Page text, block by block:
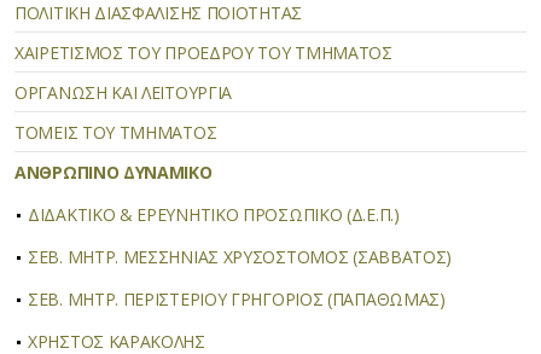
ΠΟΛΙΤΙΚΗ ΔΙΑΣΦΑΛΙΣΗΣ ΠΟΙΟΤΗΤΑΣ
ΧΑΙΡΕΤΙΣΜΟΣ ΤΟΥ ΠΡΟΕΔΡΟΥ ΤΟΥ ΤΜΗΜΑΤΟΣ
ΟΡΓΑΝΩΣΗ ΚΑΙ ΛΕΙΤΟΥΡΓΙΑ
ΤΟΜΕΙΣ ΤΟΥ ΤΜΗΜΑΤΟΣ
ΑΝΘΡΩΠΙΝΟ ΔΥΝΑΜΙΚΟ
ΔΙΔΑΚΤΙΚΟ & ΕΡΕΥΝΗΤΙΚΟ ΠΡΟΣΩΠΙΚΟ (Δ.Ε.Π.)
ΣΕΒ. ΜΗΤΡ. ΜΕΣΣΗΝΙΑΣ ΧΡΥΣΟΣΤΟΜΟΣ (ΣΑΒΒΑΤΟΣ)
ΣΕΒ. ΜΗΤΡ. ΠΕΡΙΣΤΕΡΙΟΥ ΓΡΗΓΟΡΙΟΣ (ΠΑΠΑΘΩΜΑΣ)
ΧΡΗΣΤΟΣ ΚΑΡΑΚΟΛΗΣ